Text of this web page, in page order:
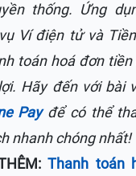
thống. Ứng
Ví điện tử và
toán hoá đơn
Hãy đến với bài
Payđể có thể
nhanh chóng nhất!
Thanh toán